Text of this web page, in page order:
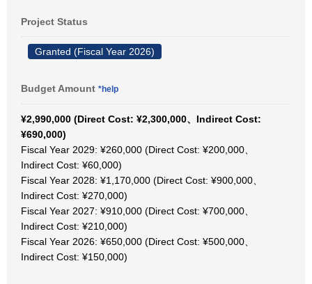
Project Status
Granted (Fiscal Year 2026)
Budget Amount *help
¥2,990,000 (Direct Cost: ¥2,300,000、Indirect Cost:
¥690,000)
Fiscal Year 2029: ¥260,000 (Direct Cost: ¥200,000、
Indirect Cost: ¥60,000)
Fiscal Year 2028: ¥1,170,000 (Direct Cost: ¥900,000、
Indirect Cost: ¥270,000)
Fiscal Year 2027: ¥910,000 (Direct Cost: ¥700,000、
Indirect Cost: ¥210,000)
Fiscal Year 2026: ¥650,000 (Direct Cost: ¥500,000、
Indirect Cost: ¥150,000)